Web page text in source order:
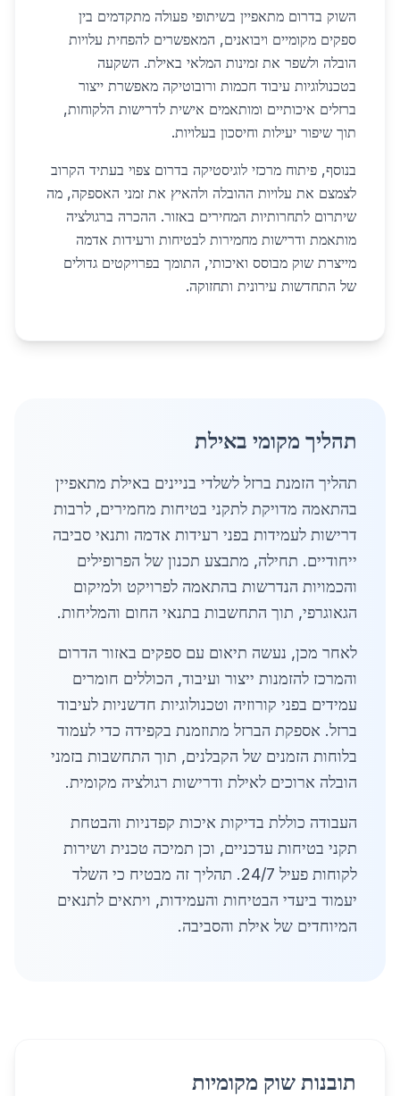
השוק בדרום מתאפיין בשיתופי פעולה מתקדמים בין
ספקים מקומיים ויבואנים, המאפשרים להפחית עלויות
הובלה ולשפר את זמינות המלאי באילת. השקעה
בטכנולוגיות עיבוד חכמות ורובוטיקה מאפשרת ייצור
ברזלים איכותיים ומותאמים אישית לדרישות הלקוחות,
תוך שיפור יעילות וחיסכון בעלויות.
בנוסף, פיתוח מרכזי לוגיסטיקה בדרום צפוי בעתיד הקרוב
לצמצם את עלויות ההובלה ולהאיץ את זמני האספקה, מה
שיתרום לתחרותיות המחירים באזור. ההכרה ברגולציה
מותאמת ודרישות מחמירות לבטיחות ורעידות אדמה
מייצרת שוק מבוסס ואיכותי, התומך בפרויקטים גדולים
של התחדשות עירונית ותחזוקה.
תהליך מקומי באילת
תהליך הזמנת ברזל לשלדי בניינים באילת מתאפיין
בהתאמה מדויקת לתקני בטיחות מחמירים, לרבות
דרישות לעמידות בפני רעידות אדמה ותנאי סביבה
ייחודיים. תחילה, מתבצע תכנון של הפרופילים
והכמויות הנדרשות בהתאמה לפרויקט ולמיקום
הגאוגרפי, תוך התחשבות בתנאי החום והמליחות.
לאחר מכן, נעשה תיאום עם ספקים באזור הדרום
והמרכז להזמנות ייצור ועיבוד, הכוללים חומרים
עמידים בפני קורוזיה וטכנולוגיות חדשניות לעיבוד
ברזל. אספקת הברזל מתוזמנת בקפידה כדי לעמוד
בלוחות הזמנים של הקבלנים, תוך התחשבות בזמני
הובלה ארוכים לאילת ודרישות רגולציה מקומית.
העבודה כוללת בדיקות איכות קפדניות והבטחת
תקני בטיחות עדכניים, וכן תמיכה טכנית ושירות
לקוחות פעיל 24/7. תהליך זה מבטיח כי השלד
יעמוד ביעדי הבטיחות והעמידות, ויתאים לתנאים
המיוחדים של אילת והסביבה.
תובנות שוק מקומיות